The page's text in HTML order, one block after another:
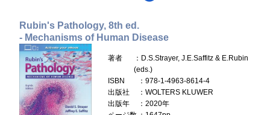
Rubin's Pathology, 8th ed.
- Mechanisms of Human Disease
著者
：D.S.Strayer, J.E.Saffitz & E.Rubin
(eds.)
ISBN
：978-1-4963-8614-4
出版社
：WOLTERS KLUWER
出版年
：2020年